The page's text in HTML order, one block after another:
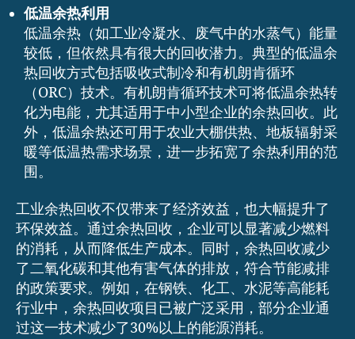
低温余热利用
低温余热（如工业冷凝水、废气中的水蒸气）能量
较低，但依然具有很大的回收潜力。典型的低温余
热回收方式包括吸收式制冷和有机朗肯循环
（ORC）技术。有机朗肯循环技术可将低温余热转
化为电能，尤其适用于中小型企业的余热回收。此
外，低温余热还可用于农业大棚供热、地板辐射采
暖等低温热需求场景，进一步拓宽了余热利用的范
围。
工业余热回收不仅带来了经济效益，也大幅提升了
环保效益。通过余热回收，企业可以显著减少燃料
的消耗，从而降低生产成本。同时，余热回收减少
了二氧化碳和其他有害气体的排放，符合节能减排
的政策要求。例如，在钢铁、化工、水泥等高能耗
行业中，余热回收项目已被广泛采用，部分企业通
过这一技术减少了30%以上的能源消耗。